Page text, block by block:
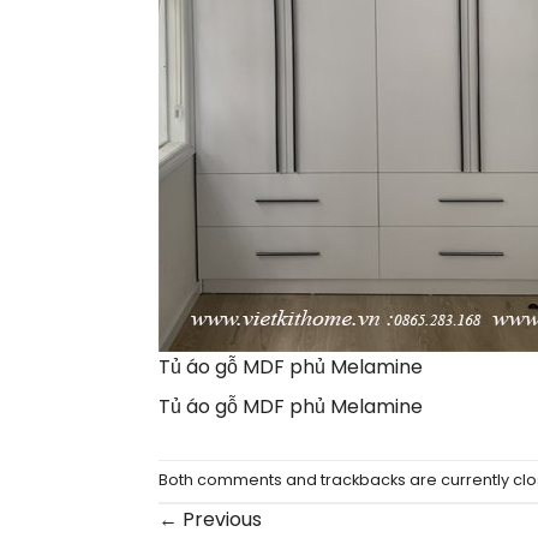
Tủ áo gỗ MDF phủ Melamine
Tủ áo gỗ MDF phủ Melamine
Both comments and trackbacks are currently
← Previous